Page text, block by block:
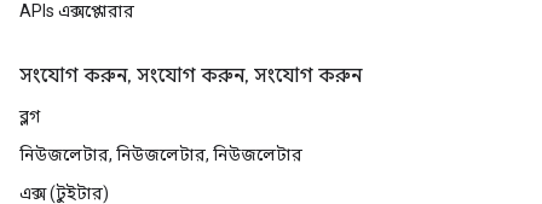
APIs এক্সপ্লোরার
সংযোগ করুন, সংযোগ করুন, সংযোগ করুন
ব্লগ
নিউজলেটার, নিউজলেটার, নিউজলেটার
এক্স (টুইটার)